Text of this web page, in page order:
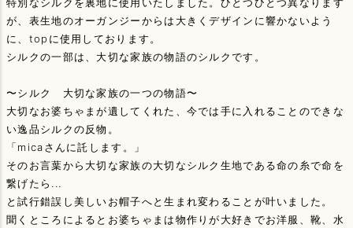
が、表生地のオーガンジーからは大きくデザインに響かないよう
に、topに使用しております。
シルクの一部は、大切な家族の物語のシルクです。
〜シルク 大切な家族の一つの物語〜
大切なお婆ちゃまが遺してくれた、今では手に入れることのできな
い逸品シルクの反物。
「micaさんに託します。」
そのお言葉から大切な家族の大切なシルク生地である命の糸で命を
繋げたら...
と試行錯誤し美しいお帽子へと生まれ変わることが叶いました。
聞くところによるとお婆ちゃまは物作りが大好きでお洋服、靴、水